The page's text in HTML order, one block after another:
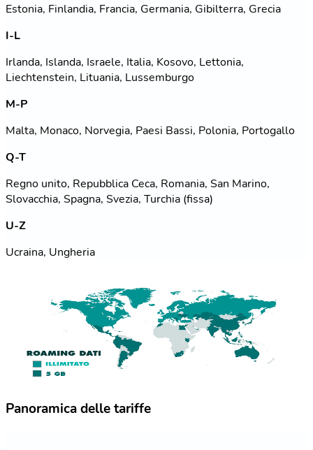
Estonia, Finlandia, Francia, Germania, Gibilterra, Grecia
I-L
Irlanda, Islanda, Israele, Italia, Kosovo, Lettonia,
Liechtenstein, Lituania, Lussemburgo
M-P
Malta, Monaco, Norvegia, Paesi Bassi, Polonia, Portogallo
Q-T
Regno unito, Repubblica Ceca, Romania, San Marino,
Slovacchia, Spagna, Svezia, Turchia (fissa)
U-Z
Ucraina, Ungheria
Panoramica delle tariffe